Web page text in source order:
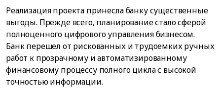
Реализация проекта принесла банку существенные
выгоды. Прежде всего, планирование стало сферой
полноценного цифрового управления бизнесом.
Банк перешел от рискованных и трудоемких ручных
работ к прозрачному и автоматизированному
финансовому процессу полного цикла с высокой
точностью информации.